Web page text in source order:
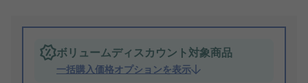
ボリュームディスカウント対象商品
一括購入価格オプションを表示